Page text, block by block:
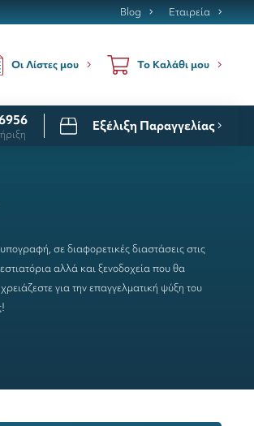
Blog Εταιρεία
Οι Λίστες μου Το Καλάθι μου
Εξέλιξη Παραγγελίας
σε διαφορετικές διαστάσεις στις
αλλά και ξενοδοχεία που θα
για τηνεπαγγελματική ψύξη του